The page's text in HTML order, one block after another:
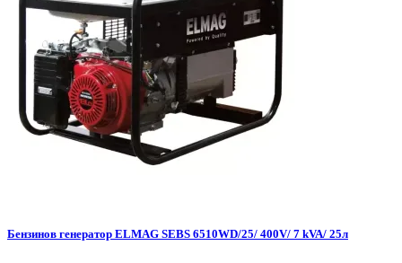
Бензинов генератор ELMAG SEBS 6510WD/25/ 400V/ 7 kVA/ 25л